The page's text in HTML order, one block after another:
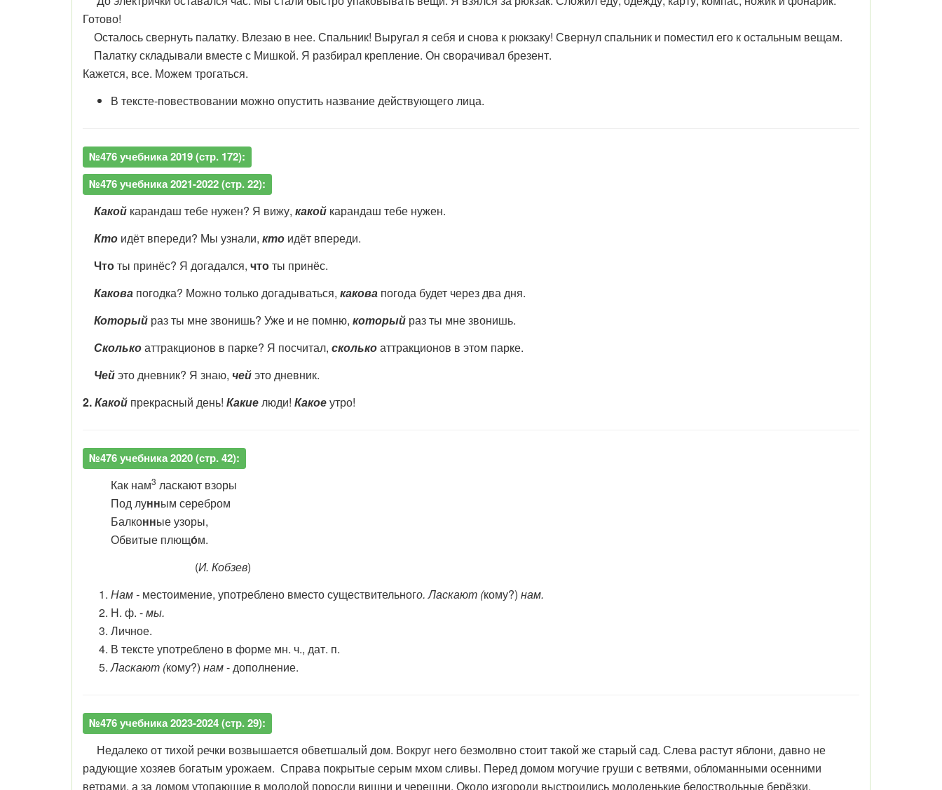
Готово!
Осталось свернуть палатку. Влезаю в нее. Спальник! Выругал я себя и снова к рюкзаку! Свернул спальник и поместил его к остальным вещам.
Палатку складывали вместе с Мишкой. Я разбирал крепление. Он сворачивал брезент.
Кажется, все. Можем трогаться.
В тексте-повествовании можно опустить название действующего лица.
№476 учебника 2019 (стр. 172):
№476 учебника 2021-2022 (стр. 22):
Какой карандаш тебе нужен? Я вижу, какой карандаш тебе нужен.
Кто идёт впереди? Мы узнали, кто идёт впереди.
Чтоты принёс? Я догадался, чтоты принёс.
Какова погодка? Можно только догадываться, какова погода будет через два дня.
Который раз ты мне звонишь? Уже и не помню, который раз ты мне звонишь.
Сколькоаттракционов в парке? Я посчитал, сколькоаттракционов в этом парке.
Чейэто дневник? Я знаю, чейэто дневник.
2.Какой прекрасный день! Какиелюди! Какоеутро!
№476 учебника 2020 (стр. 42):
Как нам3 ласкают взоры
Подлунным серебром
Балконные узоры,
Обвитые плющо́м.
(И. Кобзев)
Нам - местоимение, употреблено вместо существительного. Ласкают (кому?) нам.
Н. ф. -мы.
Личное.
В тексте употреблено в форме мн. ч., дат. п.
Ласкают (кому?) нам- дополнение.
№476 учебника 2023-2024 (стр. 29):
Недалеко от тихой речки возвышается обветшалый дом. Вокруг него безмолвно стоит такой же старый сад. Слева растут яблони, давно не
радующие хозяев богатым урожаем. Справа покрытые серым мхом сливы. Перед домом могучие груши с ветвями, обломанными осенними
ветрами, а за домом утопающие в молодой поросли вишни и черешни. Около изгороди выстроились молоденькие белоствольные берёзки.